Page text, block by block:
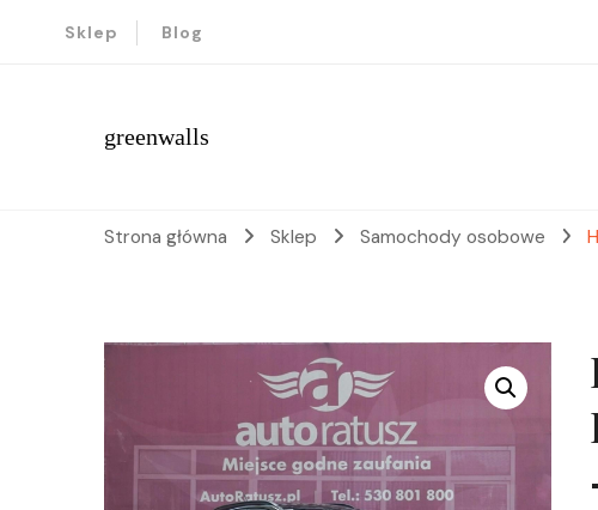
Sklep Blog
greenwalls
Strona główna Sklep Samochody osobowe